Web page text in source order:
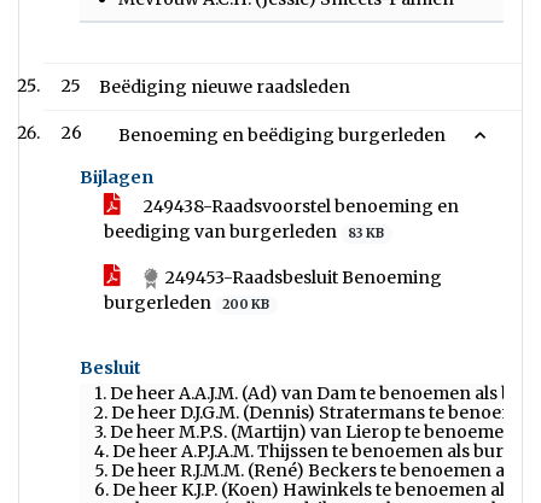
25 Beëdiging nieuwe raadsleden
26
Benoeming en beëdiging burgerleden
Bijlagen
249438-Raadsvoorstel benoeming en
beediging van burgerleden
83 KB
249453-Raadsbesluit Benoeming
burgerleden
200 KB
Besluit
1. De heer A.A.J.M. (Ad) van Dam te benoemen als
2. De heer D.J.G.M. (Dennis) Stratermans te
3. De heer M.P.S. (Martijn) van Lierop te benoemen
4. De heer A.P.J.A.M. Thijssen te benoemen als
5. De heer R.J.M.M. (René) Beckers te benoemen als
6. De heer K.J.P. (Koen) Hawinkels te benoemen als